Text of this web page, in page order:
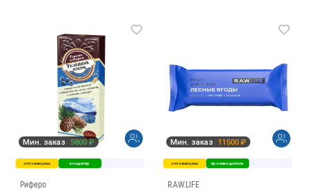
Мин. заказ 5800 ₽
оптовая цена кондитер
Риферо
Мин. заказ 11500 ₽
оптовая цена производитель
R.A.W.LIFE